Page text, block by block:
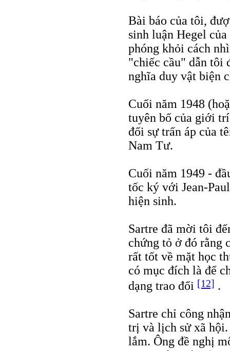
Bài báo của tôi,
sinh luận Hegel
phóng khỏi cách
"chiếc cầu" dẫn tôi
nghĩa duy vật biện
Cuối năm 1948
tuyên bố của giới
đối sự trấn áp của
Nam Tư.
Cuối năm 1949 -
tốc ký với Jean-
hiện sinh.
Sartre đã mời tôi
chứng tỏ ở đó rằng
rất tốt về mặt học
có mục đích là để
dạng trao đổi [12] .
Sartre chỉ công
trị và lịch sử xã
lắm. Ông đề nghị